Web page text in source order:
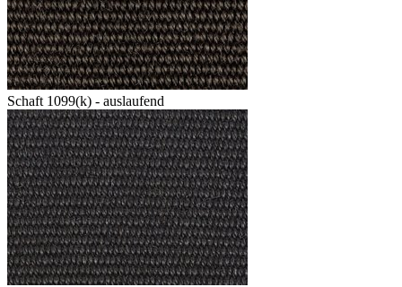
Schaft 1099(k) - auslaufend